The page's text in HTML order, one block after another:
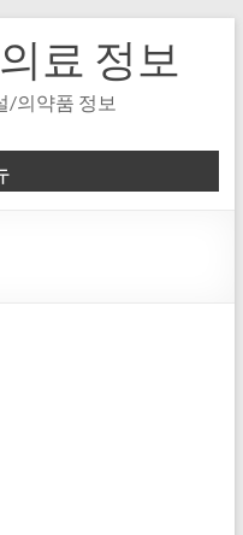
료 정보
/의약품 정보